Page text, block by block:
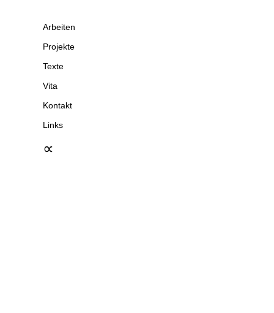
Arbeiten
Projekte
Texte
Vita
Kontakt
Links
∝